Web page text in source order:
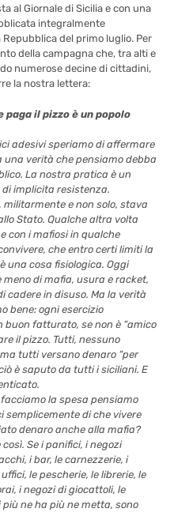
al Giornale di Sicilia e con una
integralmente
Repubblica del primo luglio. Per
della campagna che, tra alti e
numerose decine di cittadini,
la nostra lettera:
paga il pizzo è un popolo
adesivi speriamo di affermare
verità che pensiamo debba
La nostra pratica è un
implicita resistenza.
militarmente e non solo, stava
Stato. Qualche altra volta
con i mafiosi in qualche
che entro certi limiti la
una cosa fisiologica. Oggi
di mafia, usura e racket,
cadere in disuso. Ma la verità
bene: ogni esercizio
buon fatturato, se non è “amico
il pizzo. Tutti, nessuno
tutti versano denaro “per
è saputo da tutti i siciliani. E
la spesa pensiamo
semplicemente di che vivere
denaro anche alla mafia?
Se i panifici, i negozi
i bar, le carnezzerie, i
le pescherie, le librerie, le
i negozi di giocattoli, le
più ne ha più ne metta, sono